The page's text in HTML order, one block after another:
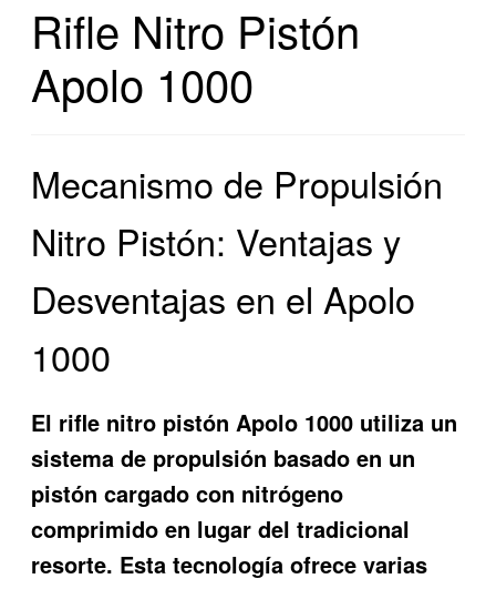
Rifle Nitro Pistón
Apolo 1000
Mecanismo de Propulsión
Nitro Pistón: Ventajas y
Desventajas en el Apolo
1000
El rifle nitro pistón Apolo 1000 utiliza un
sistema de propulsión basado en un
pistón cargado con nitrógeno
comprimido en lugar del tradicional
resorte. Esta tecnología ofrece varias